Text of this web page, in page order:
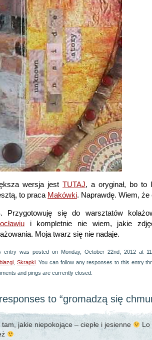
wersja jest TUTAJ, a oryginał, bo to
to praca Makówki. Naprawdę. Wiem, że
Przygotowuję się do warsztatów
i kompletnie nie wiem, jakie
Moja twarz się nie nadaje.
entry was posted on Monday, October 22nd, 2012 at
Skrapki. You can follow any responses to this entry
and pings are currently closed.
to “gromadzą się
tam, jakie niepokojące – ciepłe i jesienne
Lo